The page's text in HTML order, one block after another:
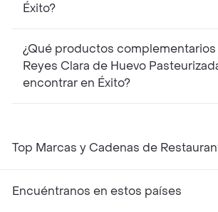
Éxito?
¿Qué productos complementarios
Reyes Clara de Huevo
encontrar en Éxito?
Top Marcas y Cadenas de
Encuéntranos en estos países